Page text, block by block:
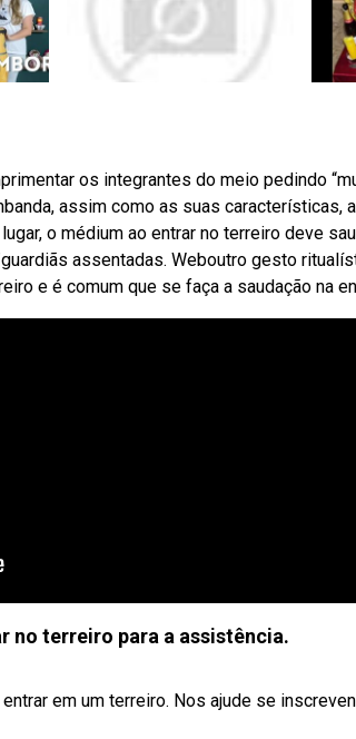
os integrantes do meio pedindo
assim como as suas características,
o médium ao entrar no terreiro deve
assentadas. Weboutro gesto
e é comum que se faça a saudação na
no terreiro para a assistência.
em um terreiro. Nos ajude se